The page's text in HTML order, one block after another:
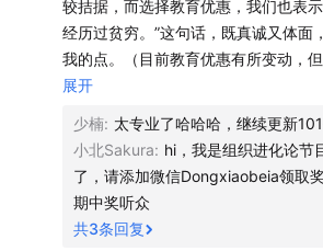
避免复制粘贴式的输入，抽象成
持续写作的动力来源：“找你比别
在工作中，重视自己和他人的「
工具不是越多越好，工具背后的
「内容营销」不应该是求转化，
01:04:23「单休」多年的少楠，如何理
三、工具理念：
做flomo时。我们做了很多决定去“不做
这些不做，塑造了我们是谁。所以在
（为什么说工具能塑造人）我们反复
成为我们的一部份。
在用notion前，我脑子里的最小节点
应到，原来文章是一个个块堆出来的
较拮据，而选择教育优惠，我们也表
经历过贫穷。”这句话，既真诚又体面
我的点。（目前教育优惠有所变动，但
“重要的不是记录，而是更好的思考”
止了。而是在少楠的分享、公众号的
一些思维方式搭建的方法，以及记录
想法的实践，来帮助我们学习如何更好
展开
少楠: 太专业了哈哈哈，继续更新
小北Sakura: hi，我是组织进化论节
了，请添加微信Dongxiaobeia领取
期中奖听众
共3条回复